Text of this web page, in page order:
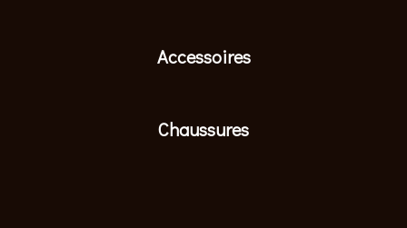
Accessoires
Chaussures